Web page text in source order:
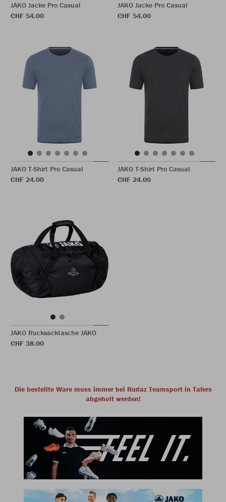
JAKO Jacke Pro Casual
CHF 54.00
JAKO Jacke Pro Casual
CHF 54.00
JAKO T-Shirt Pro Casual
CHF 24.00
JAKO T-Shirt Pro Casual
CHF 24.00
JAKO Rucksacktasche JAKO
CHF 38.00
Die bestellte Ware muss immer bei Rudaz Teamsport in Tafers
abgeholt werden!